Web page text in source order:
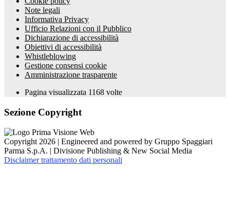
Note legali
Informativa Privacy
Ufficio Relazioni con il Pubblico
Dichiarazione di accessibilità
Obiettivi di accessibilità
Whistleblowing
Gestione consensi cookie
Amministrazione trasparente
Pagina visualizzata 1168 volte
Sezione Copyright
Copyright 2026 | Engineered and powered by Gruppo Spaggiari
Parma S.p.A. | Divisione Publishing & New Social Media
Disclaimer trattamento dati personali